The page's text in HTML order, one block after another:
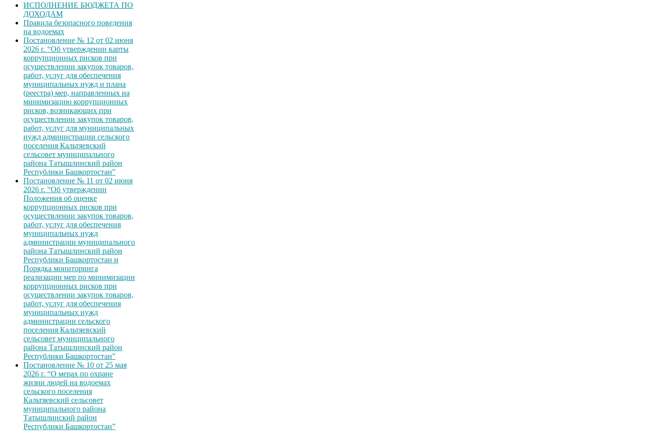
ИСПОЛНЕНИЕ БЮДЖЕТА ПО
ДОХОДАМ
Правила безопасного поведения
на водоемах
Постановление № 12 от 02 июня
2026 г. “Об утверждении карты
коррупционных рисков при
осуществлении закупок товаров,
работ, услуг для обеспечения
муниципальных нужд и плана
(реестра) мер, направленных на
минимизацию коррупционных
рисков, возникающих при
осуществлении закупок товаров,
работ, услуг для муниципальных
нужд администрации сельского
поселения Кальтяевский
сельсовет муниципального
района Татышлинский район
Республики Башкортостан”
Постановление № 11 от 02 июня
2026 г. “Об утверждении
Положения об оценке
коррупционных рисков при
осуществлении закупок товаров,
работ, услуг для обеспечения
муниципальных нужд
администрации муниципального
района Татышлинский район
Республики Башкортостан и
Порядка мониторинга
реализации мер по минимизации
коррупционных рисков при
осуществлении закупок товаров,
работ, услуг для обеспечения
муниципальных нужд
администрации сельского
поселения Кальтяевский
сельсовет муниципального
района Татышлинский район
Республики Башкортостан”
Постановление № 10 от 25 мая
2026 г. “О мерах по охране
жизни людей на водоемах
сельского поселения
Кальтяевский сельсовет
муниципального района
Татышлинский район
Республики Башкортостан”